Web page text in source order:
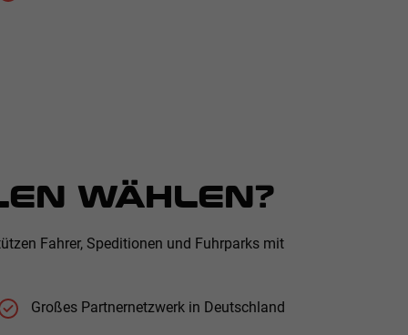
WÄHLEN?
Fahrer, Speditionen und Fuhrparks mit
Großes Partnernetzwerk in Deutschland